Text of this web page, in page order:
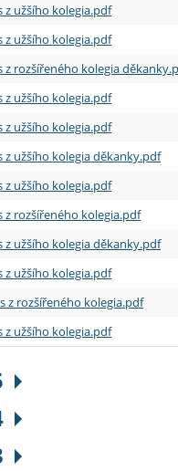
z užšího kolegia.pdf
z užšího kolegia.pdf
z rozšířeného kolegia
z užšího kolegia.pdf
z užšího kolegia.pdf
z užšího kolegia děkanky.pdf
z užšího kolegia.pdf
z rozšířeného kolegia.pdf
z užšího kolegia děkanky.pdf
z užšího kolegia.pdf
z rozšířeného kolegia.pdf
z užšího kolegia.pdf